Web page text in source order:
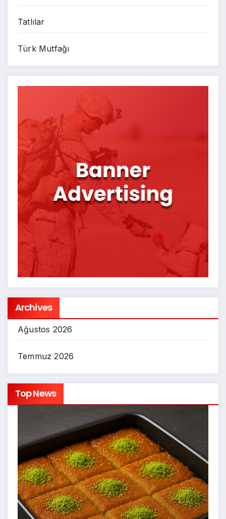
Tatlılar
Türk Mutfağı
Archives
Ağustos 2026
Temmuz 2026
Top News